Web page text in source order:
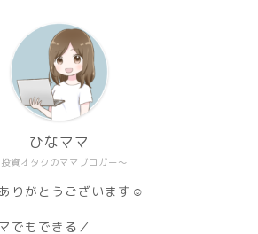
資オタクのママブロガー～
ひなママ
りがとうございます☺
もできる／